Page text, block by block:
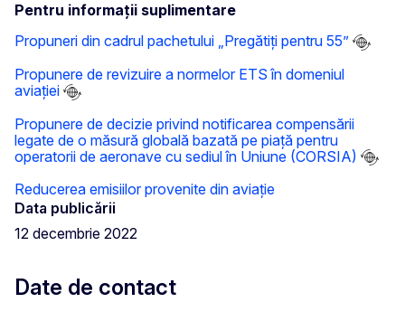
Pentru informații suplimentare
Propuneri din cadrul pachetului „Pregătiți pentru 55”
Propunere de revizuire a normelor ETS în domeniul
aviației
Propunere de decizie privind notificarea compensării
legate de o măsură globală bazată pe piață pentru
operatorii de aeronave cu sediul în Uniune (CORSIA)
Reducerea emisiilor provenite din aviație
Data publicării
12 decembrie 2022
Date de contact